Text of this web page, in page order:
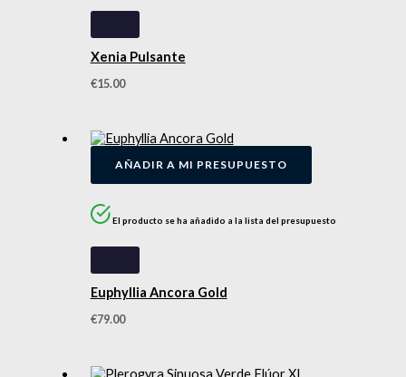
Xenia Pulsante
€15.00
AÑADIR A MI PRESUPUESTO
El producto se ha añadido a la lista del presupuesto
Euphyllia Ancora Gold
€79.00